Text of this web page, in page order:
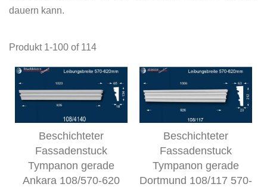
dauern kann.
Produkt 1-100 of 114
Beschichteter
Fassadenstuck
Tympanon gerade
Ankara 108/570-620
Beschichteter
Fassadenstuck
Tympanon gerade
Dortmund 108/117 570-